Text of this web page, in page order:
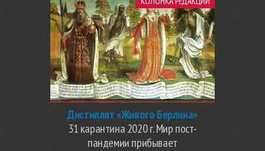
Дистиллят «Живого Берлина»
31 карантина 2020 г. Мир пост-
пандемии прибывает